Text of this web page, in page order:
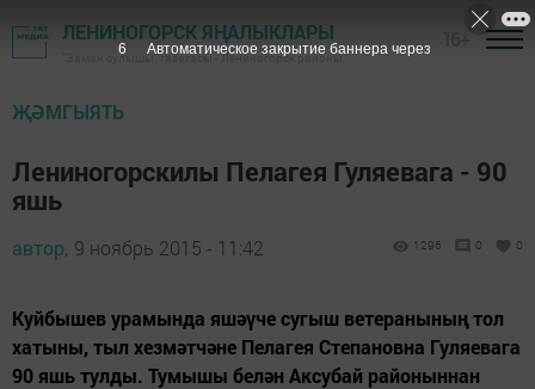
ЛЕНИНОГОРСК ЯҢАЛЫКЛАРЫ
"Заман сулышы" газетасы - Лениногорск районы
ҖӘМГЫЯТЬ
Лениногорскилы Пелагея Гуляевага - 90
яшь
автор, 9 ноябрь 2015 - 11:42 1296 0 0
Куйбышев урамында яшәүче сугыш ветеранының тол
хатыны, тыл хезмәтчәне Пелагея Степановна Гуляевага
90 яшь тулды. Тумышы белән Аксубай районыннан
5 Автоматическое закрытие баннера через